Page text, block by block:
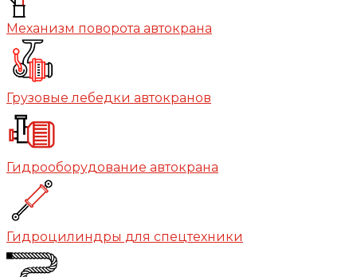
Механизм поворота автокрана
Грузовые лебедки автокранов
Гидрооборудование автокрана
Гидроцилиндры для спецтехники